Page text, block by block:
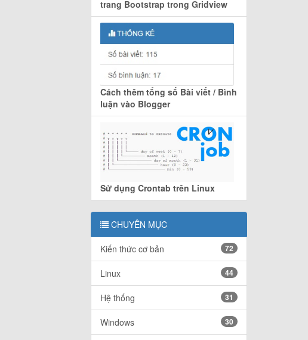
trang Bootstrap trong Gridview
Cách thêm tổng số Bài viết / Bình
luận vào Blogger
Sử dụng Crontab trên Linux
CHUYÊN MỤC
Kiến thức cơ bản 72
Linux 44
Hệ thống 31
Windows 30